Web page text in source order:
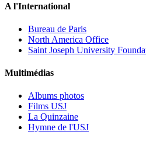
A l'International
Bureau de Paris
North America Office
Saint Joseph University
Multimédias
Albums photos
Films USJ
La Quinzaine
Hymne de l'USJ